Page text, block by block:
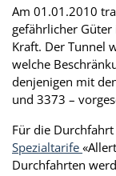
Am 01.01.2010
gefährlicher Güter
Kraft. Der Tunnel
welche
denjenigen mit
und 3373 –
Für die
Spezialtarife
Durchfahrten